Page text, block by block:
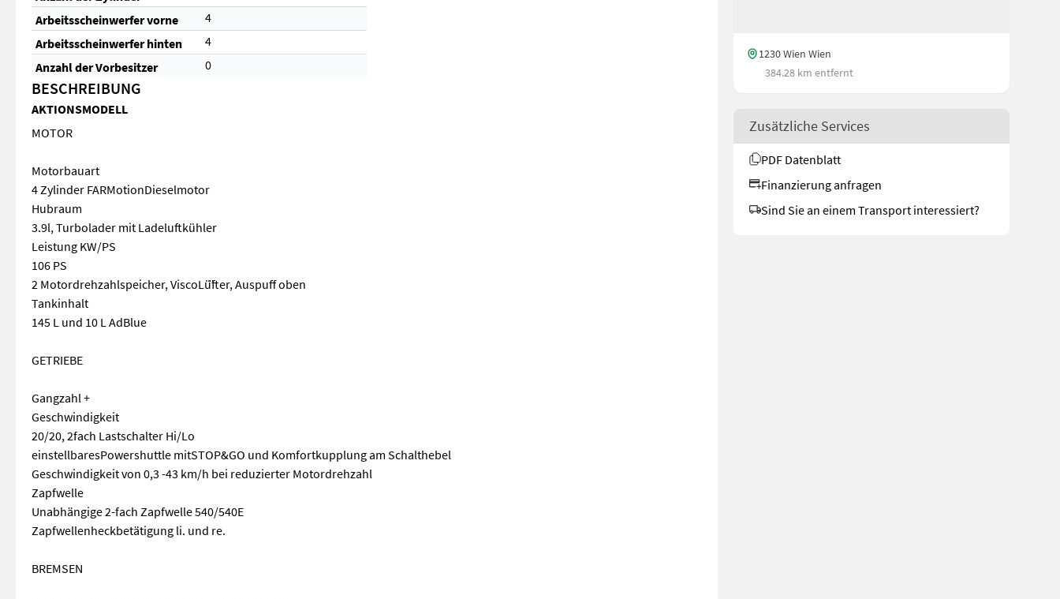
Arbeitsscheinwerfer vorne
4
Arbeitsscheinwerfer hinten
4
Anzahl der Vorbesitzer
0
BESCHREIBUNG
AKTIONSMODELL
MOTOR
Motorbauart
4 Zylinder FARMotionDieselmotor
Hubraum
3.9l, Turbolader mit Ladeluftkühler
Leistung KW/PS
106 PS
2 Motordrehzahlspeicher, ViscoLü̈fter, Auspuff oben
Tankinhalt
145 L und 10 L AdBlue
GETRIEBE
Gangzahl +
Geschwindigkeit
20/20, 2fach Lastschalter Hi/Lo
einstellbaresPowershuttle mitSTOP&GO und Komfortkupplung am Schalthebel
Geschwindigkeit von 0,3 -43 km/h bei reduzierter Motordrehzahl
Zapfwelle
Unabhängige 2-fach Zapfwelle 540/540E
Zapfwellenheckbetätigung li. und re.
BREMSEN
1230 Wien Wien
384.28 km entfernt
Zusätzliche Services
PDF Datenblatt
Finanzierung anfragen
Sind Sie an einem Transport interessiert?